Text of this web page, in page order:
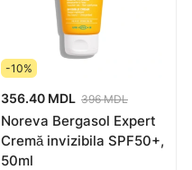
-10%
356.40 MDL 396 MDL
Noreva Bergasol Expert
Cremă invizibila SPF50+,
50ml